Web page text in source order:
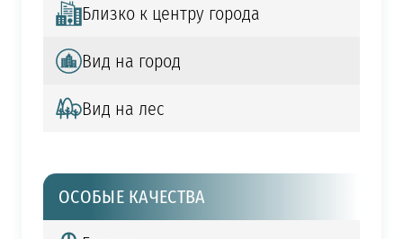
Близко к центру города
Вид на город
Вид на лес
ОСОБЫЕ КАЧЕСТВА